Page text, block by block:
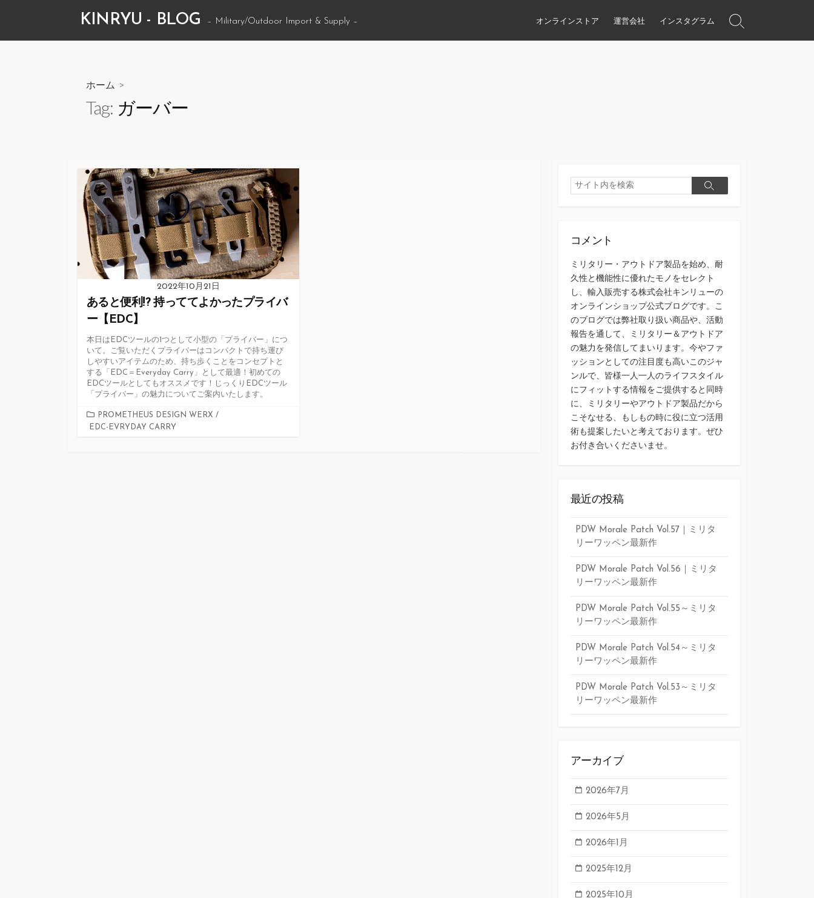
テ
KINRYU - BLOG – Military/Outdoor Import & Supply – オンラインストア 運営会社 インスタグラム
検
索
ホーム >
Tag: ガーバー
2022年10月21日
あると便利!? 持っててよかったプライバ
ー【EDC】
本日はEDCツールの1つとして小型の「プライバー」につ
いて。ご覧いただくプライバーはコンパクトで持ち運び
しやすいアイテムのため、持ち歩くことをコンセプトと
する「EDC＝Everyday Carry」として最適！初めての
EDCツールとしてもオススメです！じっくりEDCツール
「プライバー」の魅力についてご案内いたします。
カ
テ
PROMETHEUS DESIGN WERX /
EDC-EVRYDAY CARRY
検
索
検
コメント
ミリタリー・アウトドア製品を始め、耐
久性と機能性に優れたモノをセレクト
し、輸入販売する株式会社キンリューの
オンラインショップ公式ブログです。こ
のブログでは弊社取り扱い商品や、活動
報告を通して、ミリタリー＆アウトドア
の魅力を発信してまいります。今やファ
ッションとしての注目度も高いこのジャ
ンルで、皆様一人一人のライフスタイル
にフィットする情報をご提供すると同時
に、ミリタリーやアウトドア製品だから
こそなせる、もしもの時に役に立つ活用
術も提案したいと考えております。ぜひ
お付き合いくださいませ。
最近の投稿
PDW Morale Patch Vol.57｜ミリタ
リーワッペン最新作
PDW Morale Patch Vol.56｜ミリタ
リーワッペン最新作
PDW Morale Patch Vol.55～ミリタ
リーワッペン最新作
PDW Morale Patch Vol.54～ミリタ
リーワッペン最新作
PDW Morale Patch Vol.53～ミリタ
リーワッペン最新作
アーカイブ
2026年7月
2026年5月
2026年1月
2025年12月
2025年10月